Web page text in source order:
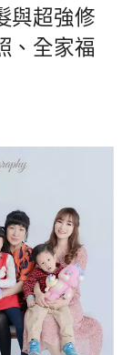
與超強修
、全家福